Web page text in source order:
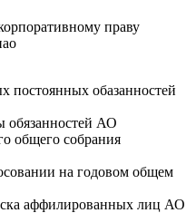
праву
постоянных обазанностей
обязанностей АО
общего собрания
на годовом общем
аффилированных лиц АО